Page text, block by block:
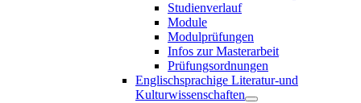
Studienverlauf
Module
Modulprüfungen
Infos zur Masterarbeit
Prüfungsordnungen
Englischsprachige Literatur-und
Kulturwissenschaften